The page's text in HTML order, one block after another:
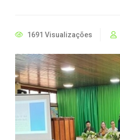
1691 Visualizações